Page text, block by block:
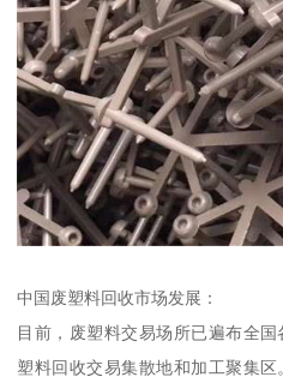
中国废塑料回收市场发展：
目前，废塑料交易场所已遍布全
塑料回收交易集散地和加工聚集